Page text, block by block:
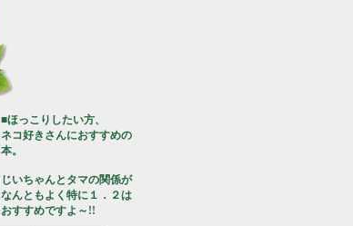
■ほっこりしたい方、
ネコ好きさんにおすすめの
本。
じいちゃんとタマの関係が
なんともよく特に１．２は
おすすめですよ～!!